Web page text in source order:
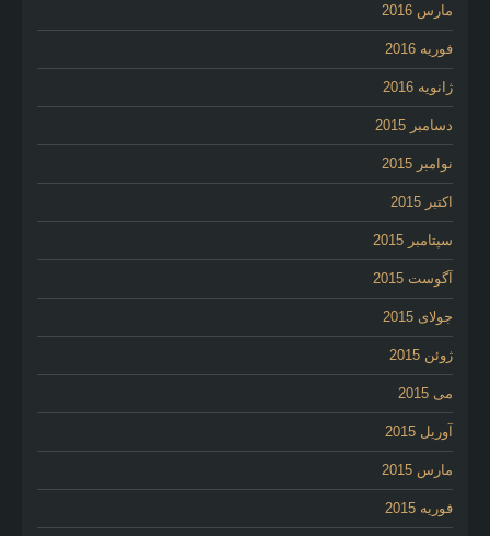
مارس 2016
فوریه 2016
ژانویه 2016
دسامبر 2015
نوامبر 2015
اکتبر 2015
سپتامبر 2015
آگوست 2015
جولای 2015
ژوئن 2015
می 2015
آوریل 2015
مارس 2015
فوریه 2015